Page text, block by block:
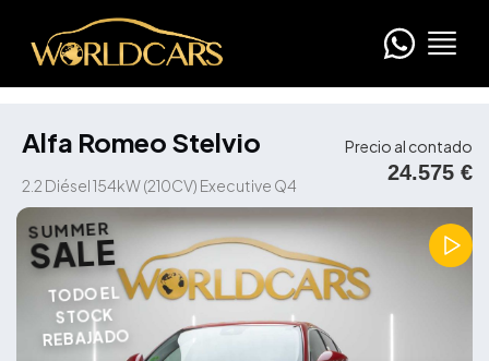
Alfa Romeo Stelvio
2.2 Diésel 154kW (210CV) Executive Q4
Precio al contado
24.575 €
SUMMER
SALE
TODO EL
STOCK
REBAJADO